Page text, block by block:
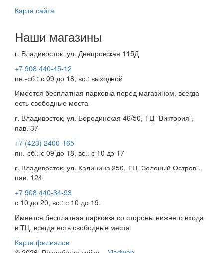
Карта сайта
Наши магазины
г. Владивосток, ул. Днепровская 115Д
+7 908 440-45-12
пн.-сб.: с 09 до 18, вс.: выходной
Имеется бесплатная парковка перед магазином, всегда
есть свободные места
г. Владивосток, ул. Бородинская 46/50, ТЦ "Виктория",
пав. 37
+7 (423) 2400-165
пн.-сб.: с 09 до 18, вс.: с 10 до 17
г. Владивосток, ул. Калинина 250, ТЦ "Зеленый Остров",
пав. 124
+7 908 440-34-93
с 10 до 20, вс.: с 10 до 19.
Имеется бесплатная парковка со стороны нижнего входа
в ТЦ, всегда есть свободные места
Карта филиалов